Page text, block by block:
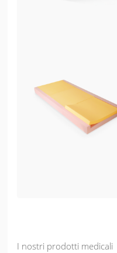
I nostri prodotti medicali